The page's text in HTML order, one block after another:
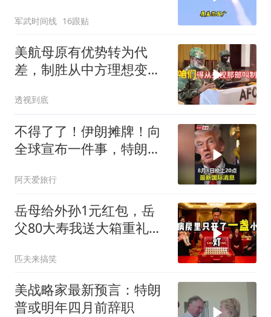
代！
军武时间线 16跟贴
美航母原有优势转为代
差，制胜从中方理想变为
透视到底
不得了了！伊朗摊牌！向
全球宣布一件事，特朗普
阿天爱旅行
岳母给外孙1元红包，岳
父80大寿我送大箱重礼，
匹夫来搞笑
美战略家最新预言：特朗
普或明年四月前辞职